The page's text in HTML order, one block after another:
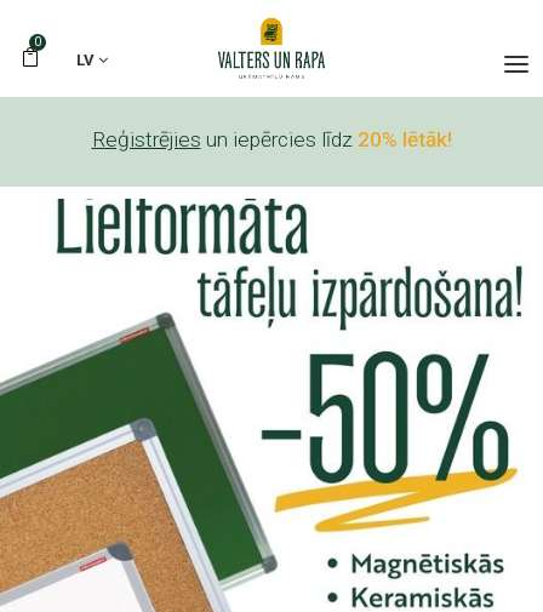
0
LV
Reģistrējies un iepērcies līdz 20% lētāk!